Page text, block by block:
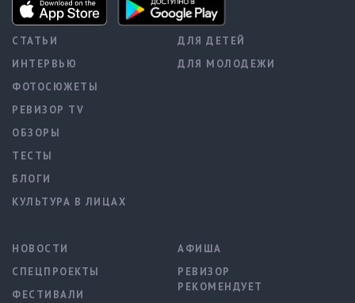
СТАТЬИ
ИНТЕРВЬЮ
ФОТОСЮЖЕТЫ
РЕВИЗОР TV
ОБЗОРЫ
ТЕСТЫ
БЛОГИ
КУЛЬТУРА В ЛИЦАХ
ДЛЯ ДЕТЕЙ
ДЛЯ МОЛОДЕЖИ
НОВОСТИ
СПЕЦПРОЕКТЫ
ФЕСТИВАЛИ
АФИША
РЕВИЗОР
РЕКОМЕНДУЕТ